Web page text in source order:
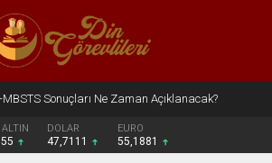
DOLAR
47,7111
EURO
55,1881